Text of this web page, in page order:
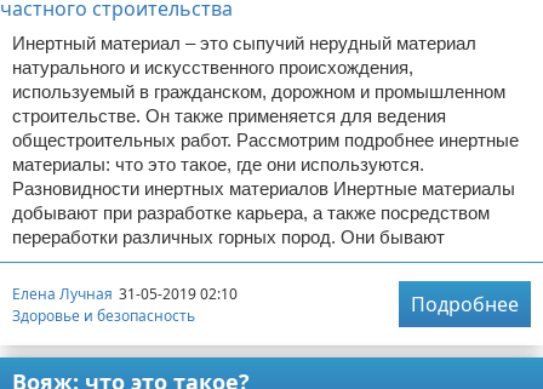
Инертный материал – это сыпучий нерудный материал
натурального и искусственного происхождения,
используемый в гражданском, дорожном и промышленном
строительстве. Он также применяется для ведения
общестроительных работ. Рассмотрим подробнее инертные
материалы: что это такое, где они используются.
Разновидности инертных материалов Инертные материалы
добывают при разработке карьера, а также посредством
переработки различных горных пород. Они бывают
Елена Лучная 31-05-2019 02:10
Здоровье и безопасность
Подробнее
Вояж: что это такое?